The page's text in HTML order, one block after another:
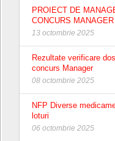
PROIECT DE
CONCURS MANAGER
13 octombrie 2025
Rezultate verificare
concurs Manager
08 octombrie 2025
NFP Diverse
loturi
06 octombrie 2025